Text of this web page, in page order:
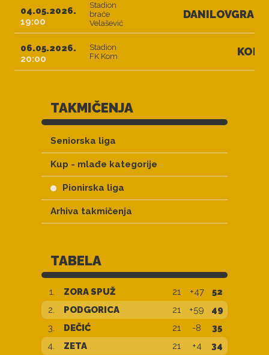
04.05.2026.
19:00
Stadion
braće
Velašević
DANILOVGRAD
06.05.2026.
20:00
Stadion
FK Kom
KOM
TAKMIČENJA
Seniorska liga
Kup - mlađe kategorije
Pionirska liga
Arhiva takmičenja
TABELA
1. ZORA SPUŽ 21 +47
52
2.
PODGORICA 21 +59
49
3.
DEČIĆ 21 -8
35
4.
ZETA 21 +4
34